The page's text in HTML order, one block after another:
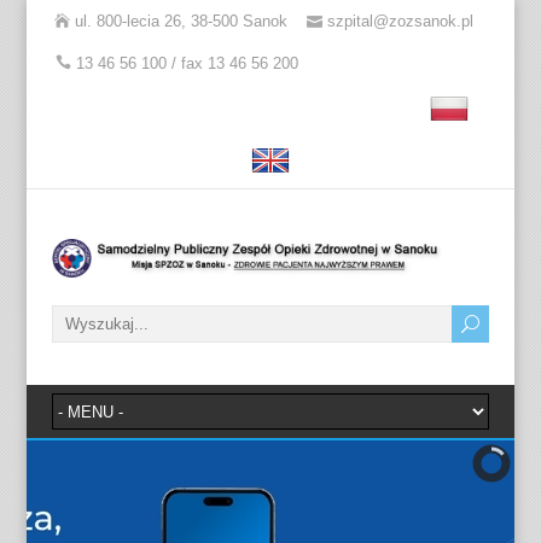
ul. 800-lecia 26, 38-500 Sanok szpital@zozsanok.pl
13 46 56 100 / fax 13 46 56 200